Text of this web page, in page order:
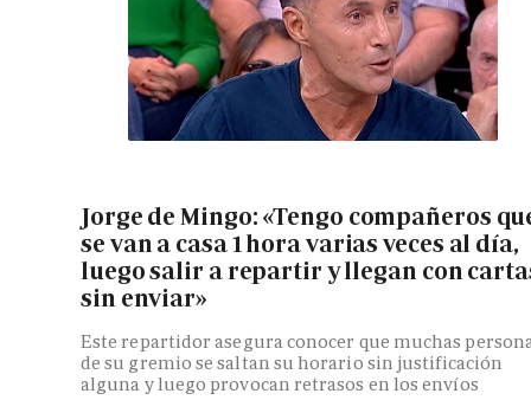
Jorge de Mingo: «Tengo compañeros
se van a casa 1 hora varias veces al día,
luego salir a repartir y llegan con
sin enviar»
Este repartidor asegura conocer que muchas
de su gremio se saltan su horario sin justificación
alguna y luego provocan retrasos en los envíos